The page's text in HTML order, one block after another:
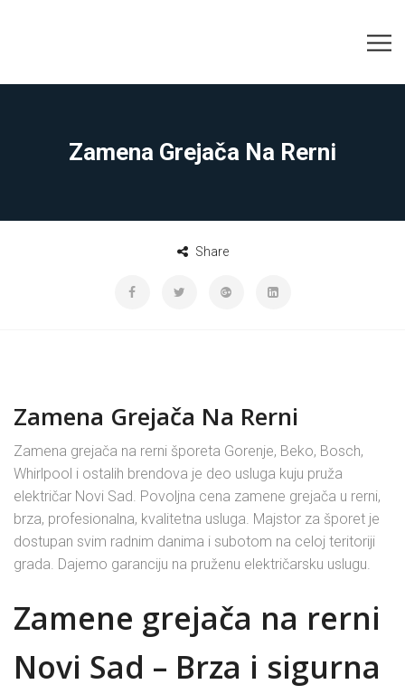
Zamena Grejača Na Rerni
Share
Zamena Grejača Na Rerni
Zamena grejača na rerni šporeta Gorenje, Beko, Bosch,
Whirlpool i ostalih brendova je deo usluga kuju pruža
električar Novi Sad. Povoljna cena zamene grejača u rerni,
brza, profesionalna, kvalitetna usluga. Majstor za šporet je
dostupan svim radnim danima i subotom na celoj teritoriji
grada. Dajemo garanciju na pruženu električarsku uslugu.
Zamene grejača na rerni
Novi Sad – Brza i sigurna